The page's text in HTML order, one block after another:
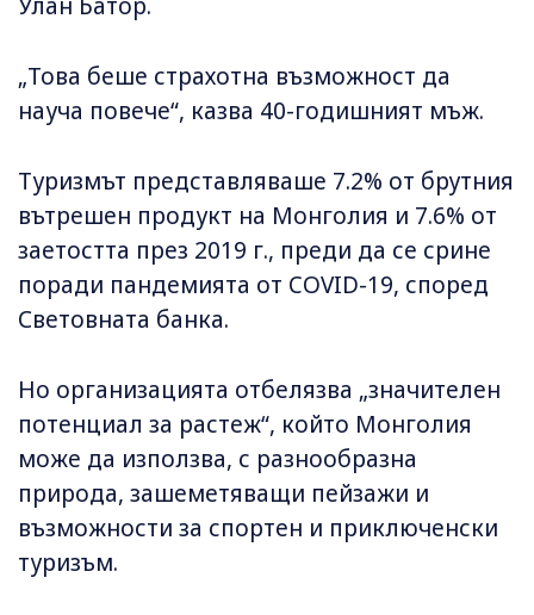
„Това беше страхотна възможност да
науча повече“, казва 40-годишният мъж.
Туризмът представляваше 7.2% от брутния
вътрешен продукт на Монголия и 7.6% от
заетостта през 2019 г., преди да се срине
поради пандемията от COVID-19, според
Световната банка.
Но организацията отбелязва „значителен
потенциал за растеж“, който Монголия
може да използва, с разнообразна
природа, зашеметяващи пейзажи и
възможности за спортен и приключенски
туризъм.